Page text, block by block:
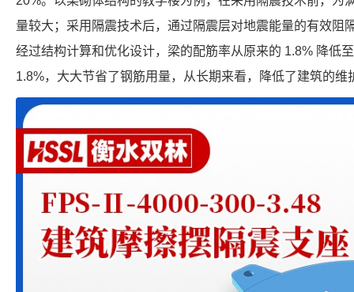
量较大；采用隔震技术后，通过隔震层对地震能量的有效阻
经过结构计算和优化设计，梁的配筋率从原来的 1.8% 降低
1.8%，大大节省了钢筋用量，从长期来看，降低了建筑的维